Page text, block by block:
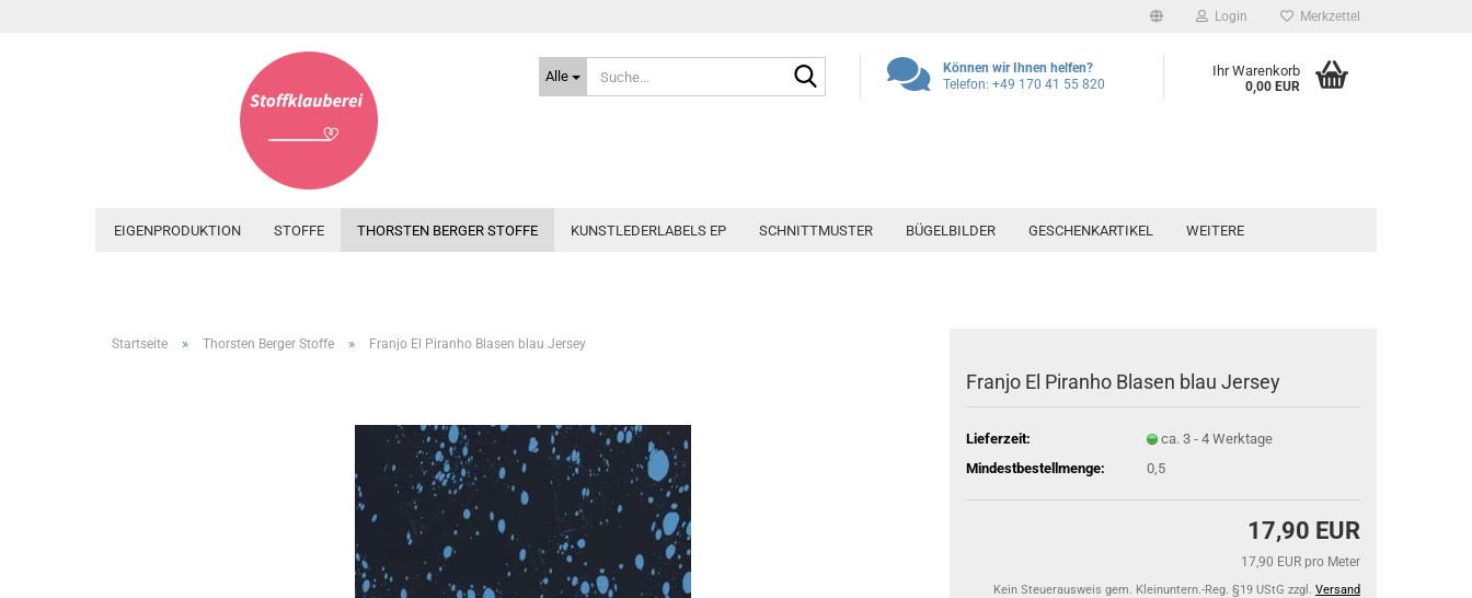
Login Merkzettel
Alle
Können wir Ihnen helfen?
Telefon: +49 170 41 55 820
Ihr Warenkorb
0,00 EUR
EIGENPRODUKTION STOFFE THORSTEN BERGER STOFFE KUNSTLEDERLABELS EP SCHNITTMUSTER BÜGELBILDER GESCHENKARTIKEL WEITERE
Startseite » Thorsten Berger Stoffe » Franjo El Piranho Blasen blau Jersey
Franjo El Piranho Blasen blau Jersey
Lieferzeit:
ca. 3 - 4 Werktage
Mindestbestellmenge:
0,5
17,90 EUR
17,90 EUR pro Meter
Kein Steuerausweis gem. Kleinuntern.-Reg. §19 UStG zzgl. Versand